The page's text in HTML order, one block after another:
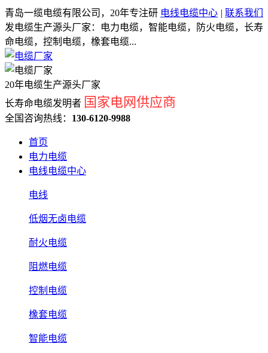
电线电缆中心 | 联系我们
青岛一缆电缆有限公司，20年专注研
发电缆生产源头厂家：电力电缆，智能电缆，防火电缆，长寿
命电缆，控制电缆，橡套电缆...
20年电缆生产源头厂家
长寿命电缆发明者 国家电网供应商
全国咨询热线： 130-6120-9988
首页
电力电缆
电线电缆中心
电线
低烟无卤电缆
耐火电缆
阻燃电缆
控制电缆
橡套电缆
智能电缆